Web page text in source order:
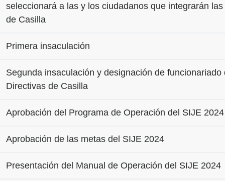
seleccionará a las y los ciudadanos que integrarán
de Casilla
Primera insaculación
Segunda insaculación y designación de funcionariado
Directivas de Casilla
Aprobación del Programa de Operación del SIJE 2024
Aprobación de las metas del SIJE 2024
Presentación del Manual de Operación del SIJE 2024